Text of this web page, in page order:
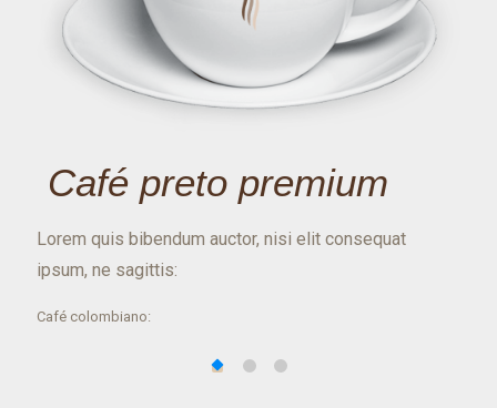
Café preto premium
Lorem quis bibendum auctor, nisi elit consequat
ipsum, ne sagittis:
Café colombiano: